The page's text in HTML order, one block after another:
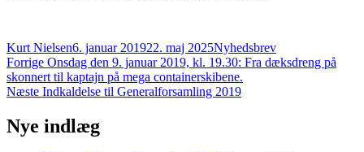
Forfatter
Kurt NielsenUdgivet
6. januar 201922. maj 2025Kategorier
Nyhedsbrev
Indlægsnavigation
Forrige Forrige
indlæg:
Onsdag den 9. januar 2019, kl. 19.30: Fra dæksdreng på
skonnert til kaptajn på mega containerskibene.
Næste Næste
Indkaldelse til Generalforsamling 2019
Nye indlæg